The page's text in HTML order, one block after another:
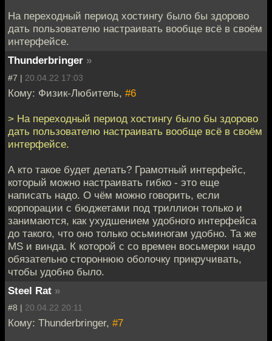
На переходный период хостингу было бы здорово
дать пользователю настраивать вообще всё в своём
интерфейсе.
Thunderbringer »
#7 | 20.04.22 17:03
Кому: Физик-Любитель, #6
> На переходный период хостингу было бы здорово
дать пользователю настраивать вообще всё в своём
интерфейсе.
А кто такое будет делать? Грамотный интерфейс,
который можно настраивать гибко - это еще
написать надо. О чём можно говорить, если
корпорации с бюджетами под триллион только и
занимаются, как ухудшением удобного интерфейса
до такого, что оно только осьминогам удобно. Та же
MS и винда. К которой с со времен восьмерки надо
обязательно стороннюю оболочку прикручивать,
чтобы удобно было.
Steel Rat »
#8 | 20.04.22 20:11
Кому: Thunderbringer, #7